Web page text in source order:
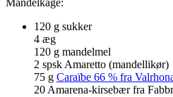
Mandelkage:
120 g sukker
4 æg
120 g mandelmel
2 spsk Amaretto (mandellikør)
75 g Caraïbe 66 % fra
20 Amarena-kirsebær fra